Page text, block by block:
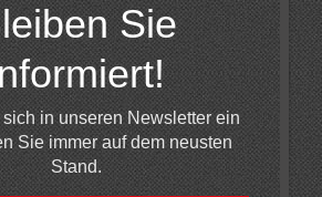
Sie
in unseren Newsletter ein
Sie immer auf dem neusten
Stand.